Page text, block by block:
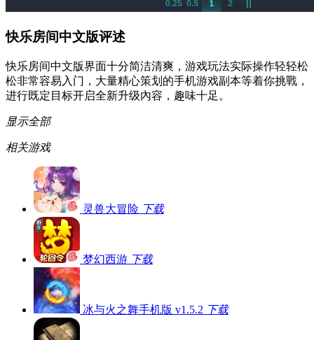
快乐房间中文版评述
快乐房间中文版界面十分简洁清爽，游戏玩法实际操作轻轻松
松非常容易入门，大量精心策划的手机游戏副本等着你挑戰，
进行既定目标开启全新升级內容，趣味十足。
显示全部
相关游戏
灵兽大冒险 下载
梦幻西游 下载
冰与火之舞手机版 v1.5.2 下载